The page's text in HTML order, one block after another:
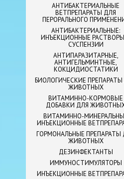
АНТИБАКТЕРИАЛЬНЫЕ
ВЕТПРЕПАРАТЫ ДЛЯ
ПЕРОРАЛЬНОГО
АНТИБАКТЕРИАЛЬНЫЕ:
ИНЪЕКЦИОННЫЕ
СУСПЕНЗИИ
АНТИПАРАЗИТАРНЫЕ,
АНТИГЕЛЬМИНТНЫЕ,
КОКЦИДИОСТАТИКИ
БИОЛОГИЧЕСКИЕ ПРЕПАРАТЫ
ЖИВОТНЫХ
ВИТАМИННО-КОРМОВЫЕ
ДОБАВКИ ДЛЯ
ВИТАМИННО-
ИНЪЕКЦИОННЫЕ
ГОРМОНАЛЬНЫЕ ПРЕПАРАТЫ
ЖИВОТНЫХ
ДЕЗИНФЕКТАНТЫ
ИММУНОСТИМУЛЯТОРЫ
ИНЪЕКЦИОННЫЕ